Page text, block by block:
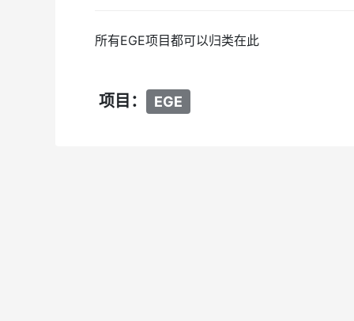
所有EGE项目都可以归类在此
项目： EGE